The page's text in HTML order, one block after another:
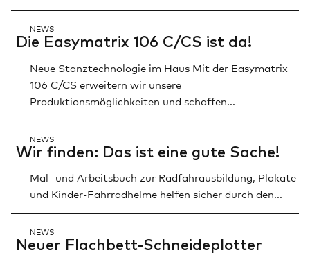
Suche
NEWS
Die Ea­sy­m­a­trix 106 C/CS ist da!
Neue Stanztechnologie im Haus Mit der Easymatrix
106 C/CS erweitern wir unsere
Produktionsmöglichkeiten und schaffen...
NEWS
Wir fin­den: Das ist eine gute Sa­che!
Mal- und Arbeitsbuch zur Radfahrausbildung, Plakate
und Kinder-Fahrradhelme helfen sicher durch den...
NEWS
Neu­er Flach­bett-Schnei­de­plot­ter